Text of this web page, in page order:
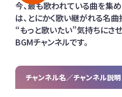
今、最も歌われている曲を集め
は、とにかく歌い継がれる名曲
“もっと歌いたい”気持ちにさ
BGMチャンネルです。
チャンネル名 チャンネル説明